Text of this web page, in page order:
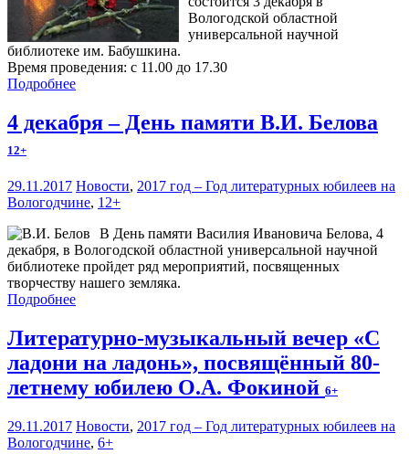
Вологодской областной
универсальной научной
библиотеке им. Бабушкина.
Время проведения: с 11.00 до 17.30
Подробнее
4 декабря – День памяти В.И. Белова
12+
29.11.2017 Новости, 2017 год – Год литературных юбилеев на
Вологодчине, 12+
В День памяти Василия Ивановича Белова, 4
декабря, в Вологодской областной универсальной научной
библиотеке пройдет ряд мероприятий, посвященных
творчеству нашего земляка.
Подробнее
Литературно-музыкальный вечер «С
ладони на ладонь», посвящённый 80-
летнему юбилею О.А. Фокиной 6+
29.11.2017 Новости, 2017 год – Год литературных юбилеев на
Вологодчине, 6+